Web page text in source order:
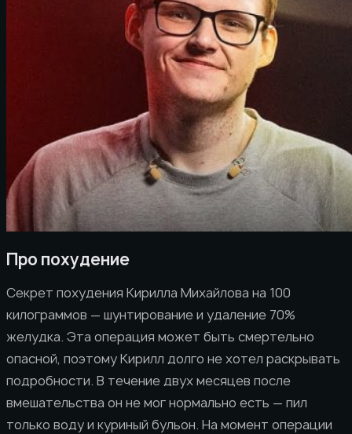
Про похудение
Секрет похудения Кирилла Михайлова на 100
килограммов — шунтирование и удаление 70%
желудка. Эта операция может быть смертельно
опасной, поэтому Кирилл долго не хотел раскрывать
подробности. В течение двух месяцев после
вмешательства он не мог нормально есть — пил
только воду и куриный бульон. На момент операции